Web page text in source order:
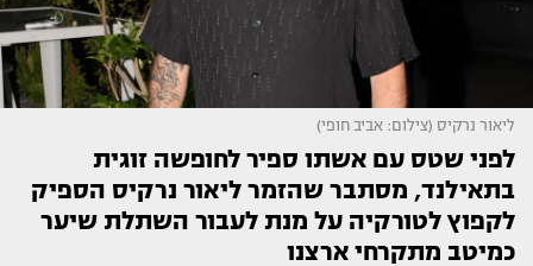
ליאור נרקיס (צילום: אביב חופי)
לפני שטס עם אשתו ספיר לחופשה זוגית
בתאילנד, מסתבר שהזמר ליאור נרקיס הספיק
לקפוץ לטורקיה על מנת לעבור השתלת שיער
כמיטב מתקרחי ארצנו